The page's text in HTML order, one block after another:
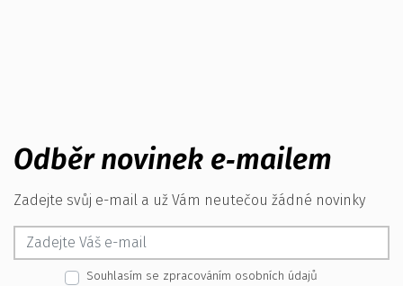
Odběr novinek e‑mailem
Zadejte svůj e-mail a už Vám neutečou žádné novinky
Souhlasím se zpracováním osobních údajů